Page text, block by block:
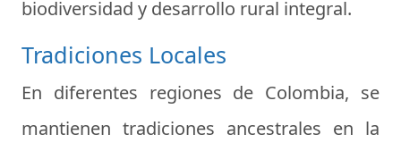
biodiversidad y desarrollo rural integral.
Tradiciones Locales
En diferentes regiones de Colombia, se
mantienen tradiciones ancestrales en la